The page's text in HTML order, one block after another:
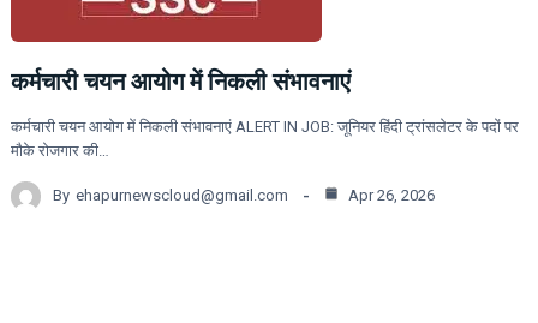
कर्मचारी चयन आयोग में निकली संभावनाएं
कर्मचारी चयन आयोग में निकली संभावनाएं ALERT IN JOB: जूनियर हिंदी ट्रांसलेटर के पदों पर
मौके रोजगार की…
By ehapurnewscloud@gmail.com Apr 26, 2026